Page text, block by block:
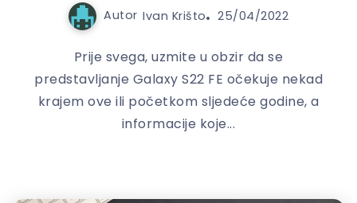
Autor Ivan Krišto 25/04/2022
Prije svega, uzmite u obzir da se
predstavljanje Galaxy S22 FE očekuje nekad
krajem ove ili početkom sljedeće godine, a
informacije koje...